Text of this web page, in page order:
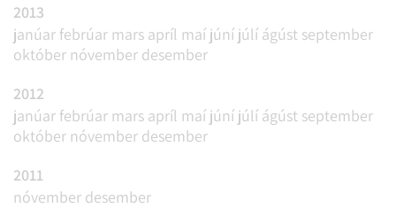
2013
janúar febrúar mars apríl maí júní júlí ágúst september
október nóvember desember
2012
janúar febrúar mars apríl maí júní júlí ágúst september
október nóvember desember
2011
nóvember desember